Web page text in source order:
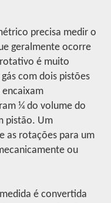
precisa medir o
geralmente ocorre
é muito
com dois pistões
¼ do volume do
pistão. Um
as rotações para um
ou
é convertida